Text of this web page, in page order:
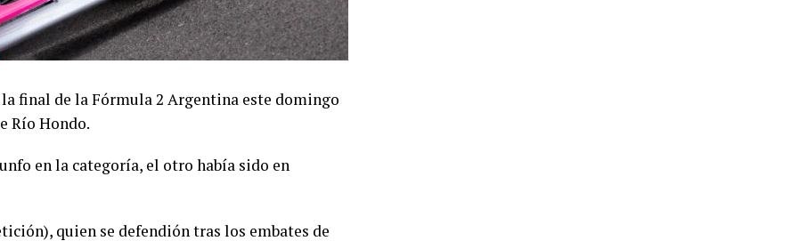
final de la Fórmula 2 Argentina este domingo
Río Hondo.
en la categoría, el otro había sido en
quien se defendión tras los embates de